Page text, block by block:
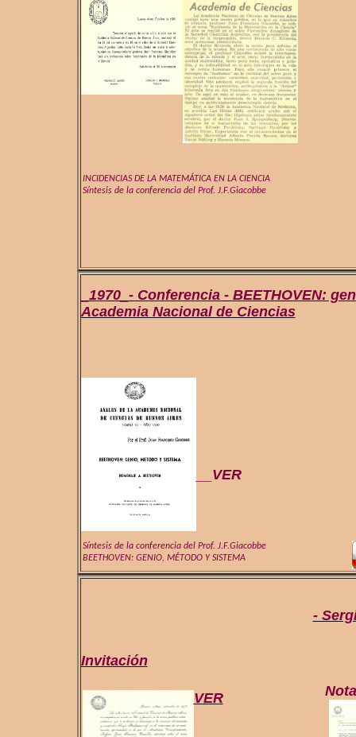
INCIDENCIAS DE LA MATEMÁTICA EN LA CIENCIA
Síntesis de la conferencia del Prof. J.F.Giacobbe
_1970_- Conferencia - BEETHOVEN:
Academia Nacional de Ciencias
__VER
Síntesis de la conferencia del Prof. J.F.Giacobbe
BEETHOVEN: GENIO, MÉTODO Y SISTEMA
-
Invitación
VER